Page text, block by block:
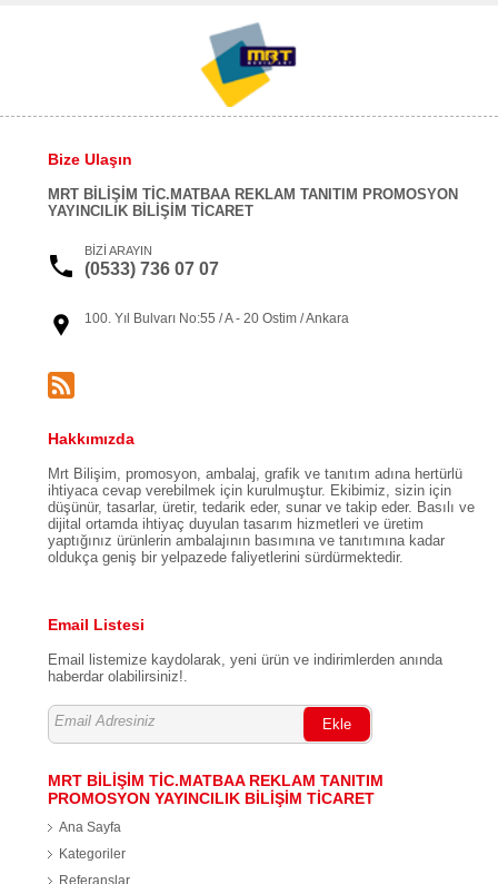
Bize Ulaşın
MRT BİLİŞİM TİC.MATBAA REKLAM TANITIM PROMOSYON
YAYINCILIK BİLİŞİM TİCARET
BİZİ ARAYIN
(0533) 736 07 07
100. Yıl Bulvarı No:55 / A - 20 Ostim / Ankara
Hakkımızda
Mrt Bilişim, promosyon, ambalaj, grafik ve tanıtım adına hertürlü
ihtiyaca cevap verebilmek için kurulmuştur. Ekibimiz, sizin için
düşünür, tasarlar, üretir, tedarik eder, sunar ve takip eder. Basılı ve
dijital ortamda ihtiyaç duyulan tasarım hizmetleri ve üretim
yaptığınız ürünlerin ambalajının basımına ve tanıtımına kadar
oldukça geniş bir yelpazede faliyetlerini sürdürmektedir.
Email Listesi
Email listemize kaydolarak, yeni ürün ve indirimlerden anında
haberdar olabilirsiniz!.
Ekle
MRT BİLİŞİM TİC.MATBAA REKLAM TANITIM
PROMOSYON YAYINCILIK BİLİŞİM TİCARET
Ana Sayfa
Kategoriler